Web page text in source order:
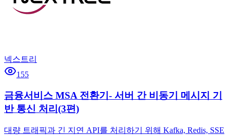
넥스트리
155
금융서비스 MSA 전환기- 서버 간 비동기 메시지 기
반 통신 처리(3편)
대량 트래픽과 긴 지연 API를 처리하기 위해 Kafka, Redis, SSE